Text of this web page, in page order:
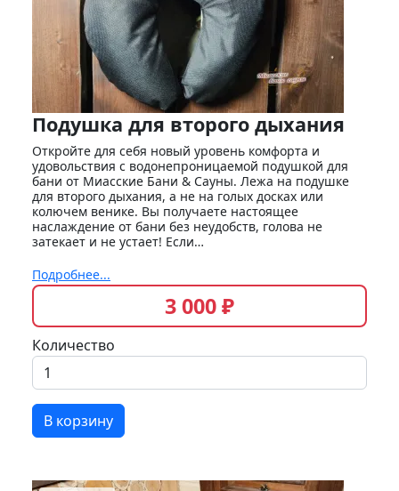
Подушка для второго дыхания
Откройте для себя новый уровень комфорта и
удовольствия с водонепроницаемой подушкой для
бани от Миасские Бани & Сауны. Лежа на подушке
для второго дыхания, а не на голых досках или
колючем венике. Вы получаете настоящее
наслаждение от бани без неудобств, голова не
затекает и не устает! Если…
Подробнее...
3 000 ₽
Количество
В корзину